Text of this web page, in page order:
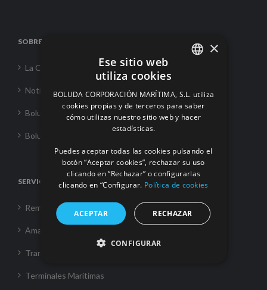
SOBRE NOSOTROS
La Corporación
Noticias
Boluda Towage
Boluda Shipping
SERVICIOS
Remolque
Amarre
Transporte Marítimo
Terminales Marítimas
ENGLISH
FRENCH
×
Ese sitio web
utiliza cookies
BOLUDA CORPORACIÓN MARÍTIMA, S.L. utiliza
cookies propias y de terceros para saber
cómo utilizas nuestro sitio web y hacer
estadísticas.
Puedes aceptar todas las cookies pulsando el
botón “Aceptar cookies”, rechazar su uso
clicando en “Rechazar” o configurarlas
clicando en “Configurar. Política de cookies
ACEPTAR RECHAZAR
CONFIGURAR